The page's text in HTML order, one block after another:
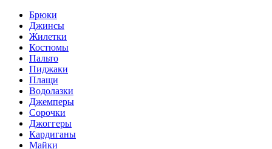
Брюки
Джинсы
Жилетки
Костюмы
Пальто
Пиджаки
Плащи
Водолазки
Джемперы
Сорочки
Джоггеры
Кардиганы
Майки